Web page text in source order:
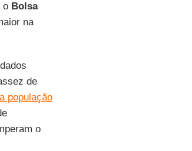
o Bolsa
na
de
população
o